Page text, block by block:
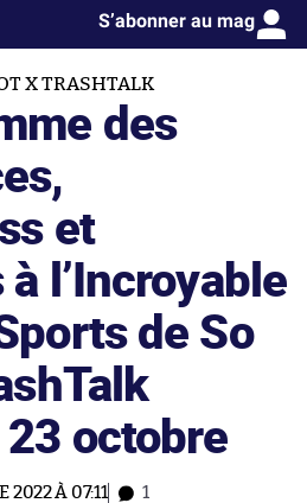
S’abonner au mag
X TRASHTALK
des
et
l’Incroyable
de So
octobre
2022 À 07:11 1